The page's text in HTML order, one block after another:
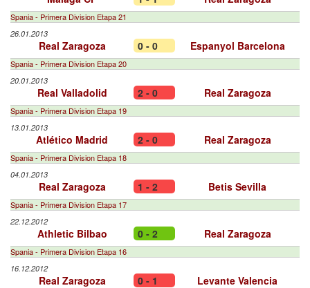
Spania - Primera Division Etapa 21
26.01.2013
Real Zaragoza 0 - 0 Espanyol Barcelona
Spania - Primera Division Etapa 20
20.01.2013
Real Valladolid 2 - 0 Real Zaragoza
Spania - Primera Division Etapa 19
13.01.2013
Atlético Madrid 2 - 0 Real Zaragoza
Spania - Primera Division Etapa 18
04.01.2013
Real Zaragoza 1 - 2 Betis Sevilla
Spania - Primera Division Etapa 17
22.12.2012
Athletic Bilbao 0 - 2 Real Zaragoza
Spania - Primera Division Etapa 16
16.12.2012
Real Zaragoza 0 - 1 Levante Valencia